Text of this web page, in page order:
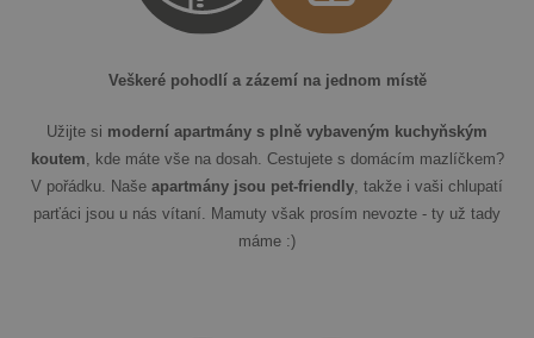
Veškeré pohodlí a zázemí na jednom místě
Užijte si moderní apartmány s plně vybaveným kuchyňským
koutem, kde máte vše na dosah. Cestujete s domácím mazlíčkem?
V pořádku. Naše apartmány jsou pet-friendly, takže i vaši chlupatí
parťáci jsou u nás vítaní. Mamuty však prosím nevozte - ty už tady
máme :)